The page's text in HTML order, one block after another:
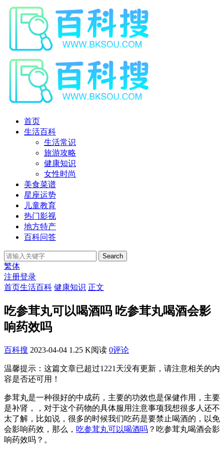
首页
生活百科
生活常识
旅游攻略
健康知识
女性时尚
美食菜谱
星座运势
儿童教育
热门影视
地方特产
百科问答
Search
繁体
注册登录
首页生活百科 健康知识 正文
吃参茸丸可以喝酒吗 吃参茸丸喝酒会影
响药效吗
百科搜 2023-04-04 1.25 K阅读 0评论
温馨提示：这篇文章已超过1221 天没有更新，请注意相关的内
容是否还可用！
参茸丸是一种很好的中成药，主要的功效也是保健作用，主要
是补肾，，对于这个药物的具体服用注意事项我想很多人还不
太了解，比如说，很多的时候我们吃药是要禁止喝酒的，以免
会影响药效，那么， 吃参茸丸可以喝酒吗 ？吃参茸丸喝酒会影
响药效吗？。